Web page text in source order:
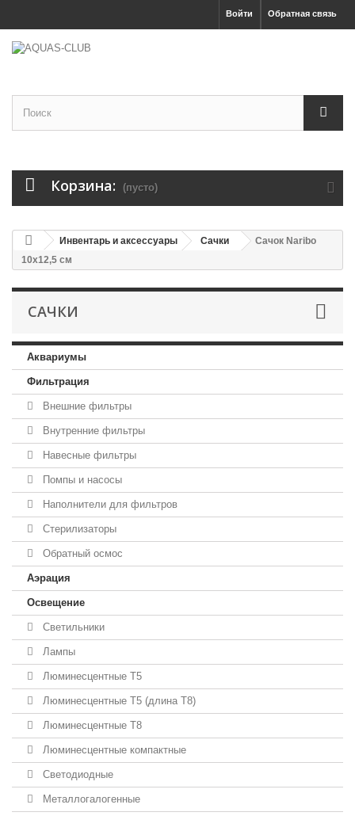
Обратная связь
Войти
Корзина: (пусто)
Инвентарь и аксессуары Сачки
Сачок Naribo
10x12,5 см
САЧКИ
Аквариумы
Фильтрация
Внешние фильтры
Внутренние фильтры
Навесные фильтры
Помпы и насосы
Наполнители для фильтров
Стерилизаторы
Обратный осмос
Аэрация
Освещение
Светильники
Лампы
Люминесцентные T5
Люминесцентные T5 (длина T8)
Люминесцентные T8
Люминесцентные компактные
Светодиодные
Металлогалогенные